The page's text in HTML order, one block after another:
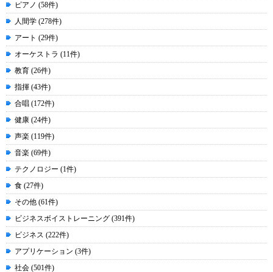
ピアノ (58件)
人間学 (278件)
アート (29件)
オーケストラ (11件)
教育 (26件)
指揮 (43件)
合唱 (172件)
健康 (24件)
声楽 (119件)
音楽 (69件)
テクノロジー (1件)
食 (27件)
その他 (61件)
ビジネスボイストレーニング (391件)
ビジネス (222件)
アプリケーション (3件)
社会 (501件)